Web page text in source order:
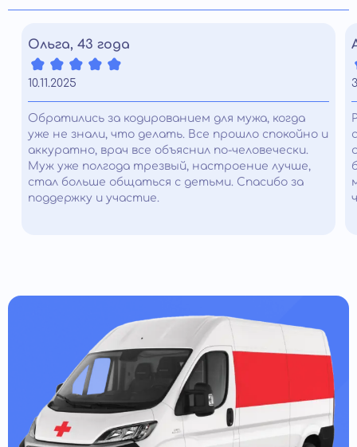
Ольга, 43 года
10.11.2025
Обратились за кодированием для мужа, когда
уже не знали, что делать. Все прошло спокойно и
аккуратно, врач все объяснил по-человечески.
Муж уже полгода трезвый, настроение лучше,
стал больше общаться с детьми. Спасибо за
поддержку и участие.